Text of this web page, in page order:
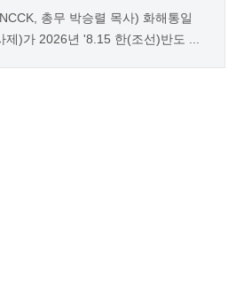
총무 박승렬 목사) 화해통일
제)가 2026년 '8.15 한(조선)반도 ...